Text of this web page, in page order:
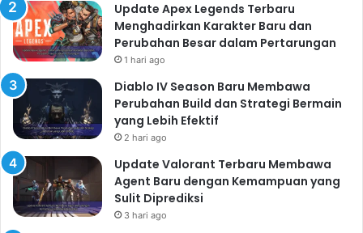
Update Apex Legends Terbaru
Menghadirkan Karakter Baru dan
Perubahan Besar dalam Pertarungan
1 hari ago
Diablo IV Season Baru Membawa
Perubahan Build dan Strategi Bermain
yang Lebih Efektif
2 hari ago
Update Valorant Terbaru Membawa
Agent Baru dengan Kemampuan yang
Sulit Diprediksi
3 hari ago